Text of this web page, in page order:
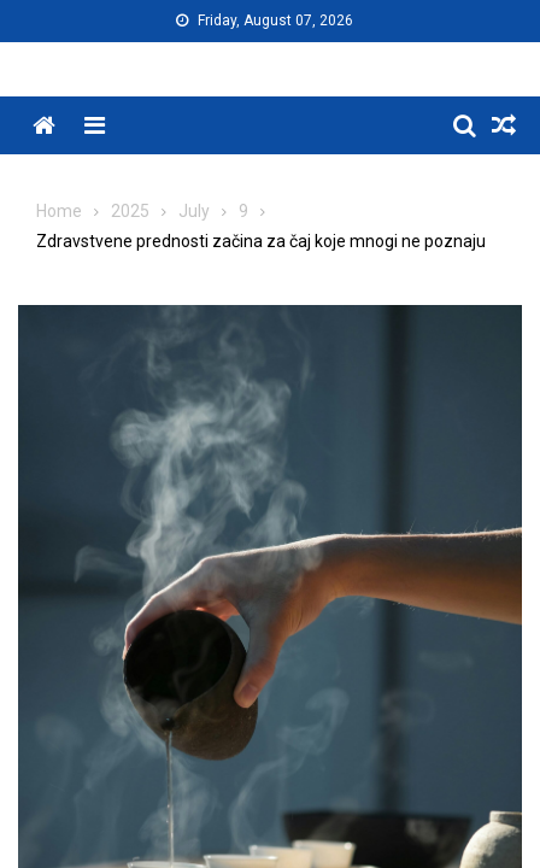
to
Friday, August 07, 2026
Menu
Home 2025 July
9
Zdravstvene prednosti začina za čaj koje mnogi ne poznaju